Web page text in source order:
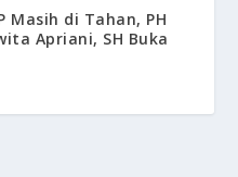
Masih di Tahan, PH
Apriani, SH Buka